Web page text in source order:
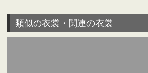
類似の衣裳・関連の衣裳